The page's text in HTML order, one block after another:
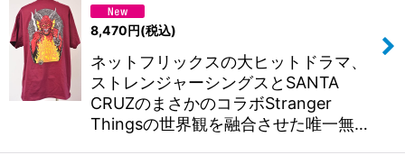
8,470円(税込)
ネットフリックスの大ヒットドラマ、
ストレンジャーシングスとSANTA
CRUZのまさかのコラボStranger
Thingsの世界観を融合させた唯一無…